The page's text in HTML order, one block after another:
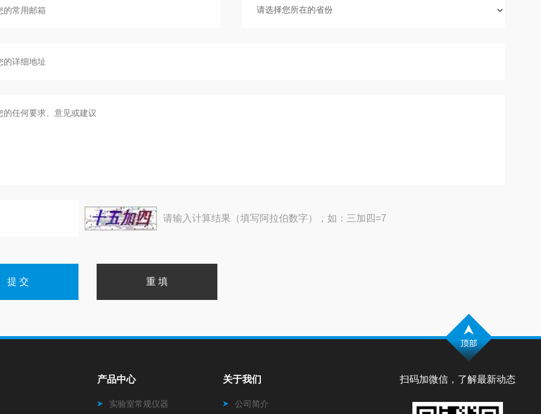
请输入计算结果（填写阿拉伯数字），如：三加四=7
扫码加微信，了解最新动态
产品中心
实验室常规仪器
关于我们
公司简介